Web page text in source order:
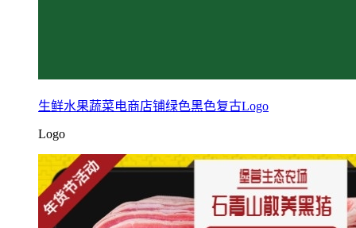
生鲜水果蔬菜电商店铺绿色黑色复古Logo
Logo